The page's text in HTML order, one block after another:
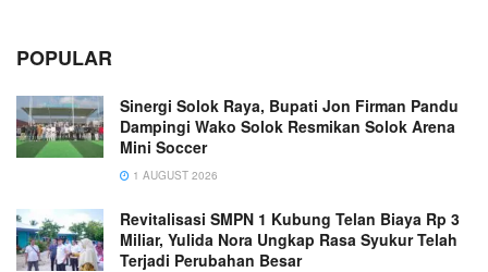
POPULAR
Sinergi Solok Raya, Bupati Jon Firman Pandu
Dampingi Wako Solok Resmikan Solok Arena
Mini Soccer
1 AUGUST 2026
Revitalisasi SMPN 1 Kubung Telan Biaya Rp 3
Miliar, Yulida Nora Ungkap Rasa Syukur Telah
Terjadi Perubahan Besar